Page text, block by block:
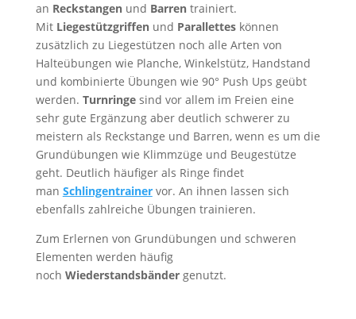
an Reckstangen und Barren trainiert.
Mit Liegestützgriffen und Parallettes können
zusätzlich zu Liegestützen noch alle Arten von
Halteübungen wie Planche, Winkelstütz, Handstand
und kombinierte Übungen wie 90° Push Ups geübt
werden. Turnringe sind vor allem im Freien eine
sehr gute Ergänzung aber deutlich schwerer zu
meistern als Reckstange und Barren, wenn es um die
Grundübungen wie Klimmzüge und Beugestütze
geht. Deutlich häufiger als Ringe findet
man Schlingentrainer vor. An ihnen lassen sich
ebenfalls zahlreiche Übungen trainieren.
Zum Erlernen von Grundübungen und schweren
Elementen werden häufig
noch Wiederstandsbänder genutzt.